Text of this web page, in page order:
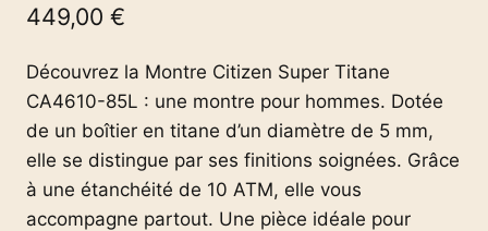
449,00 €
Découvrez la Montre Citizen Super Titane
CA4610-85L : une montre pour hommes. Dotée
de un boîtier en titane d’un diamètre de 5 mm,
elle se distingue par ses finitions soignées. Grâce
à une étanchéité de 10 ATM, elle vous
accompagne partout. Une pièce idéale pour